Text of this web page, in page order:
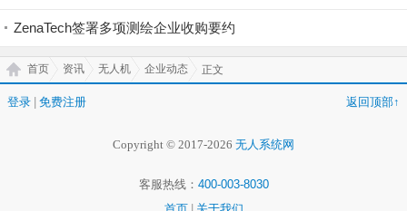
ZenaTech签署多项测绘企业收购要约
首页 资讯 无人机 企业动态 正文
登录 免费注册 返回顶部↑
Copyright © 2017-2026 无人系统网
客服热线： 400-003-8030